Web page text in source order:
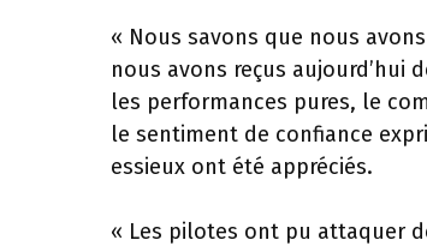
« Nous savons que nous
nous avons reçus aujourd’hui
les performances pures, le
le sentiment de confiance
essieux ont été appréciés.
« Les pilotes ont pu attaquer